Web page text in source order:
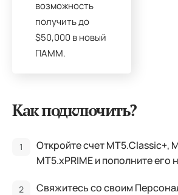
возможность
получить до
$50,000 в новый
ПАММ.
Как подключить?
Откройте счет MT5.Classic+,
MT5.xPRIME и пополните его
Свяжитесь со своим